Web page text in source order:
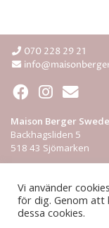
070 228 29 21
Maison Berger
Backhagsliden 5
518 43 Sjömarken
ÅF-login
Vi använder
för dig. Genom att
dessa cookies.